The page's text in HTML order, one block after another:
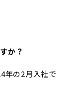
か？
年の2月入社で